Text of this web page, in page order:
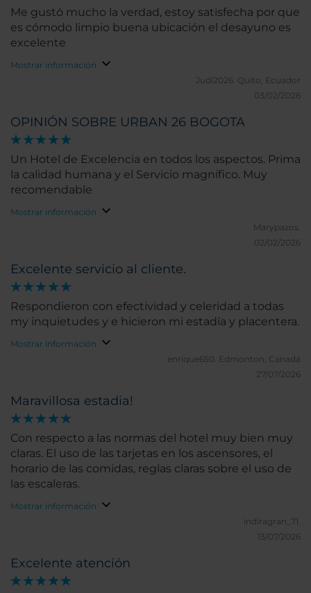
Excelente servicio al cliente.
Respondieron con efectividad y celeridad a todas
my inquietudes y e hicieron mi estadía y placentera.
Mostrar información
enrique650. Edmonton, Canadá
27/07/2026
Maravillosa estadia!
Con respecto a las normas del hotel muy bien muy
claras. El uso de las tarjetas en los ascensores, el
horario de las comidas, reglas claras sobre el uso de
las escaleras.
Mostrar información
indiragran_71.
13/07/2026
Excelente atención
Me gustó mucho la verdad, estoy satisfecha por que
es cómodo limpio buena ubicación el desayuno es
excelente
Mostrar información
Judi2026. Quito, Ecuador
03/02/2026
OPINIÓN SOBRE URBAN 26 BOGOTA
Un Hotel de Excelencia en todos los aspectos. Prima
la calidad humana y el Servicio magnífico. Muy
recomendable
Mostrar información
Marypazos.
02/02/2026